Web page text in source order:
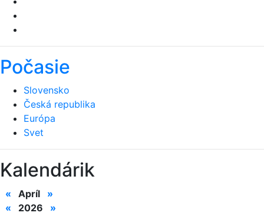
Počasie
Slovensko
Česká republika
Európa
Svet
Kalendárik
« Apríl
»
«
2026
»